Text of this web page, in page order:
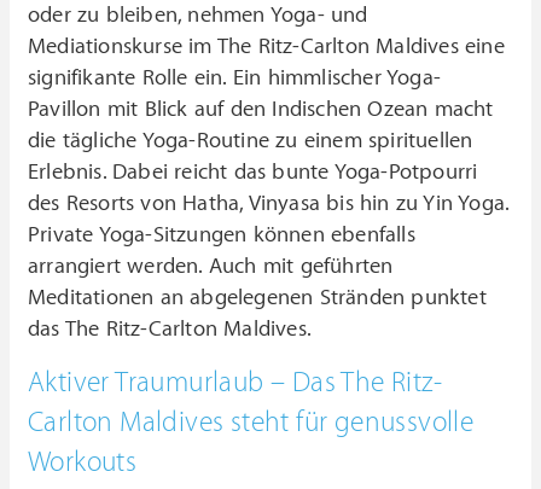
oder zu bleiben, nehmen Yoga- und
Mediationskurse im The Ritz-Carlton Maldives eine
signifikante Rolle ein. Ein himmlischer Yoga-
Pavillon mit Blick auf den Indischen Ozean macht
die tägliche Yoga-Routine zu einem spirituellen
Erlebnis. Dabei reicht das bunte Yoga-Potpourri
des Resorts von Hatha, Vinyasa bis hin zu Yin Yoga.
Private Yoga-Sitzungen können ebenfalls
arrangiert werden. Auch mit geführten
Meditationen an abgelegenen Stränden punktet
das The Ritz-Carlton Maldives.
Aktiver Traumurlaub – Das The Ritz-
Carlton Maldives steht für genussvolle
Workouts